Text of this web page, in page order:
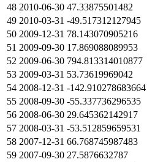
48 2010-06-30 47.33875501482
49 2010-03-31 -49.517312127945
50 2009-12-31 78.143070905216
51 2009-09-30 17.869088089953
52 2009-06-30 794.813314010877
53 2009-03-31 53.73619969042
54 2008-12-31 -142.910278683664
55 2008-09-30 -55.337736296535
56 2008-06-30 29.645362142917
57 2008-03-31 -53.512859659531
58 2007-12-31 66.768745987483
59 2007-09-30 27.5876632787